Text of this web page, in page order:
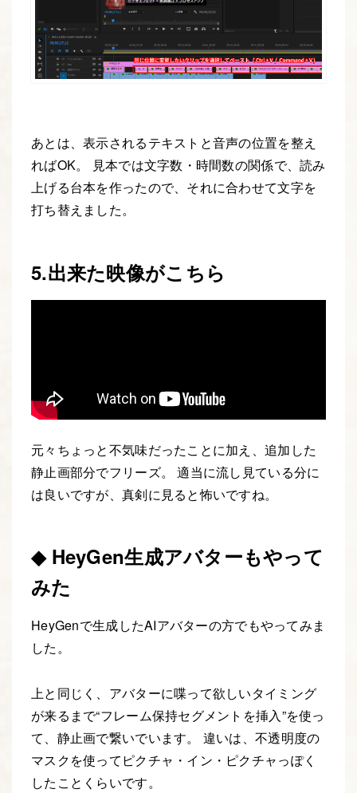
あとは、表示されるテキストと音声の位置を整え
ればOK。 見本では文字数・時間数の関係で、読み
上げる台本を作ったので、それに合わせて文字を
打ち替えました。
5.出来た映像がこちら
元々ちょっと不気味だったことに加え、追加した
静止画部分でフリーズ。 適当に流し見ている分に
は良いですが、真剣に見ると怖いですね。
◆ HeyGen生成アバターもやって
みた
HeyGenで生成したAIアバターの方でもやってみま
した。
上と同じく、アバターに喋って欲しいタイミング
が来るまで“フレーム保持セグメントを挿入”を使っ
て、静止画で繋いでいます。 違いは、不透明度の
マスクを使ってピクチャ・イン・ピクチャっぽく
したことくらいです。